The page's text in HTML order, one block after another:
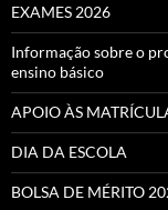
EXAMES 2026
Informação sobre o
ensino básico
APOIO ÀS
DIA DA ESCOLA
BOLSA DE MÉRITO